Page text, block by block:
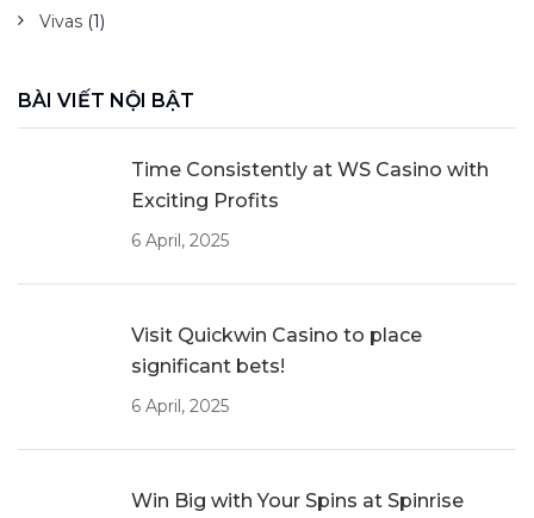
Vivas (1)
BÀI VIẾT NỘI BẬT
Time Consistently at WS Casino with
Exciting Profits
6 April, 2025
Visit Quickwin Casino to place
significant bets!
6 April, 2025
Win Big with Your Spins at Spinrise